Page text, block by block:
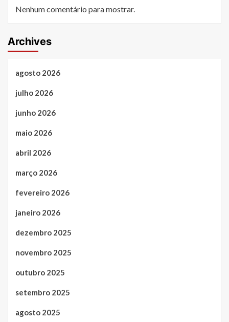
Nenhum comentário para mostrar.
Archives
agosto 2026
julho 2026
junho 2026
maio 2026
abril 2026
março 2026
fevereiro 2026
janeiro 2026
dezembro 2025
novembro 2025
outubro 2025
setembro 2025
agosto 2025